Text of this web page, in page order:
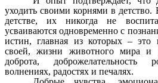
уходить своими корнями в
детстве, их никогда не
усваиваются одновременно с
истин, главная из которых – это
своей, жизни животного мира и
доброта, доброжелательность
волнениях, радостях и печалях.